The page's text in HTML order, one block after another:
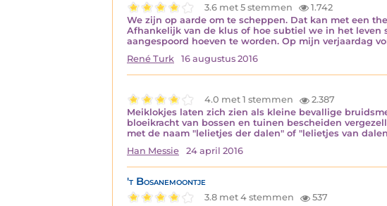
3.6 met 5 stemmen
1.742
We zijn op aarde om te scheppen. Dat kan met een
Afhankelijk van de klus of hoe subtiel we in het leven
aangespoord hoeven te worden. Op mijn verjaardag
René Turk
16 augustus 2016
4.0 met 1 stemmen
2.387
Meiklokjes laten zich zien als kleine bevallige
bloeikracht van bossen en tuinen bescheiden
met de naam "lelietjes der dalen" of "lelietjes van
Han Messie
24 april 2016
't Bosanemoontje
3.8 met 4 stemmen
537